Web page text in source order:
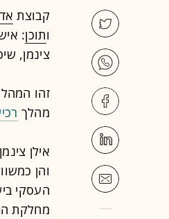
קבוצת
ותוכן:
צינמן,
זהו
מהלך
אילן
העסקי